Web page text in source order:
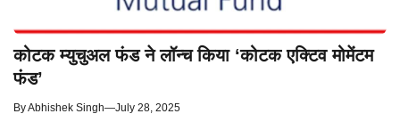
कोटक म्युचुअल फंड ने लॉन्च किया ‘कोटक एक्टिव मोमेंटम
फंड’
ByAbhishek Singh—July 28, 2025